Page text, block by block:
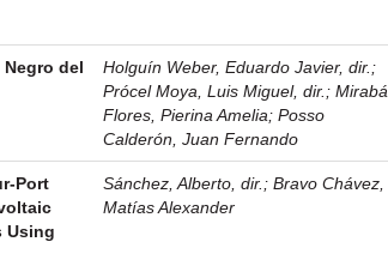
del
Holguín Weber, Eduardo Javier, dir. ;
Prócel Moya, Luis Miguel, dir. ;Mirabá
Flores, Pierina Amelia;Posso
Calderón, Juan Fernando
Port
Using
Sánchez, Alberto, dir. ;Bravo Chávez,
Matías Alexander